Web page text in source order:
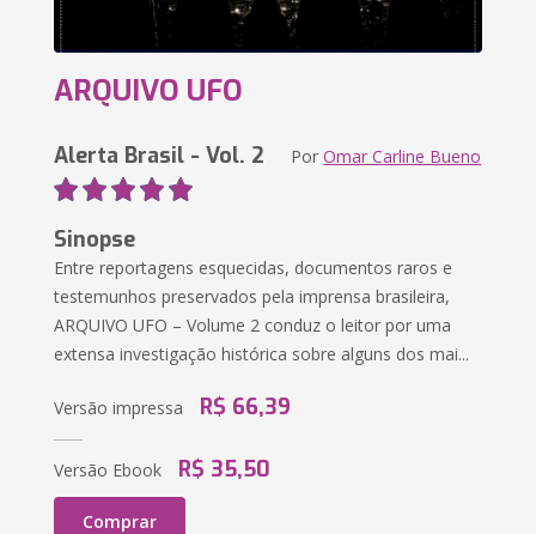
ARQUIVO UFO
Alerta Brasil - Vol. 2 PorOmar Carline Bueno
Sinopse
Entre reportagens esquecidas, documentos raros e
testemunhos preservados pela imprensa brasileira,
ARQUIVO UFO – Volume 2 conduz o leitor por uma
extensa investigação histórica sobre alguns dos mai...
Versão impressa R$ 66,39
Versão Ebook R$ 35,50
Comprar